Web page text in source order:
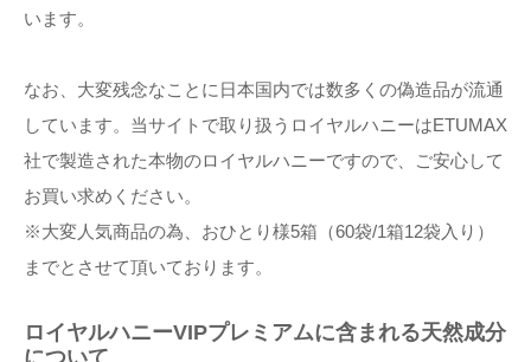
います。
なお、大変残念なことに日本国内では数多くの偽造品が流通
しています。当サイトで取り扱うロイヤルハニーはETUMAX
社で製造された本物のロイヤルハニーですので、ご安心して
お買い求めください。
※大変人気商品の為、おひとり様5箱（60袋/1箱12袋入り）
までとさせて頂いております。
ロイヤルハニーVIPプレミアムに含まれる天然成分
について